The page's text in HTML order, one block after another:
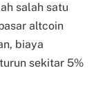
salah satu
altcoin
biaya
sekitar 5%